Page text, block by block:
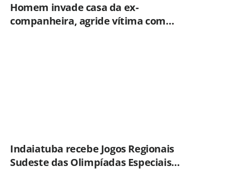
Homem invade casa da ex-
companheira, agride vítima com
Indaiatuba recebe Jogos Regionais
Sudeste das Olimpíadas Especiais